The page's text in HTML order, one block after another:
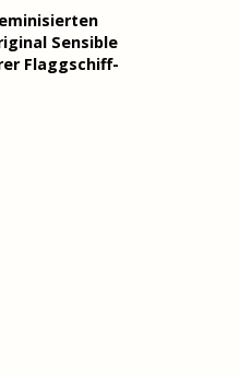
Sensible
Flaggschiff-